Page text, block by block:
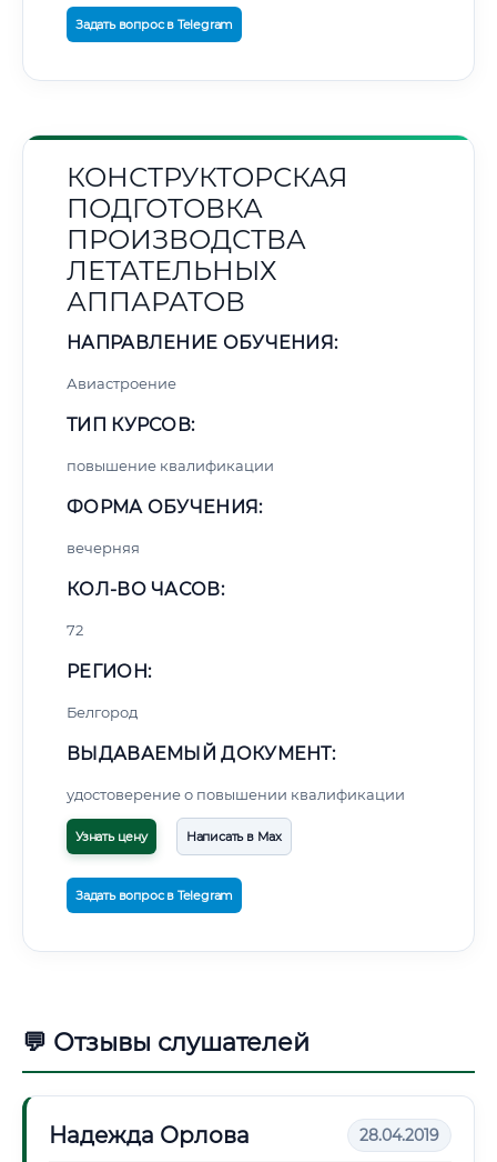
Задать вопрос в Telegram
КОНСТРУКТОРСКАЯ
ПОДГОТОВКА
ПРОИЗВОДСТВА
ЛЕТАТЕЛЬНЫХ
АППАРАТОВ
НАПРАВЛЕНИЕ ОБУЧЕНИЯ:
Авиастроение
ТИП КУРСОВ:
повышение квалификации
ФОРМА ОБУЧЕНИЯ:
вечерняя
КОЛ-ВО ЧАСОВ:
72
РЕГИОН:
Белгород
ВЫДАВАЕМЫЙ ДОКУМЕНТ:
удостоверение о повышении квалификации
Узнать цену Написать в Max
Задать вопрос в Telegram
💬 Отзывы слушателей
Надежда Орлова 28.04.2019